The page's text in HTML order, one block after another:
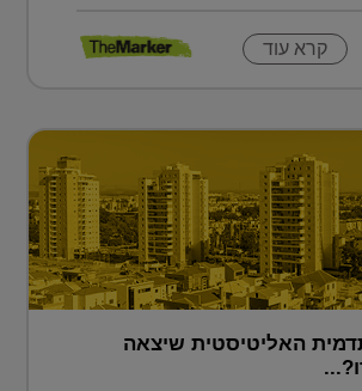
קרא עוד
האליטיסטית שיצאה